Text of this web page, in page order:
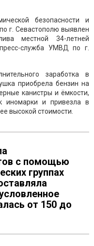
безопасности и
г. Севастополю выявлен
местной 34-летней
служба УМВД по г.
заработка в
приобрела бензин на
канистры и ёмкости,
иномарки и привезла в
высокой стоимости.
с помощью
группах
от 150 до